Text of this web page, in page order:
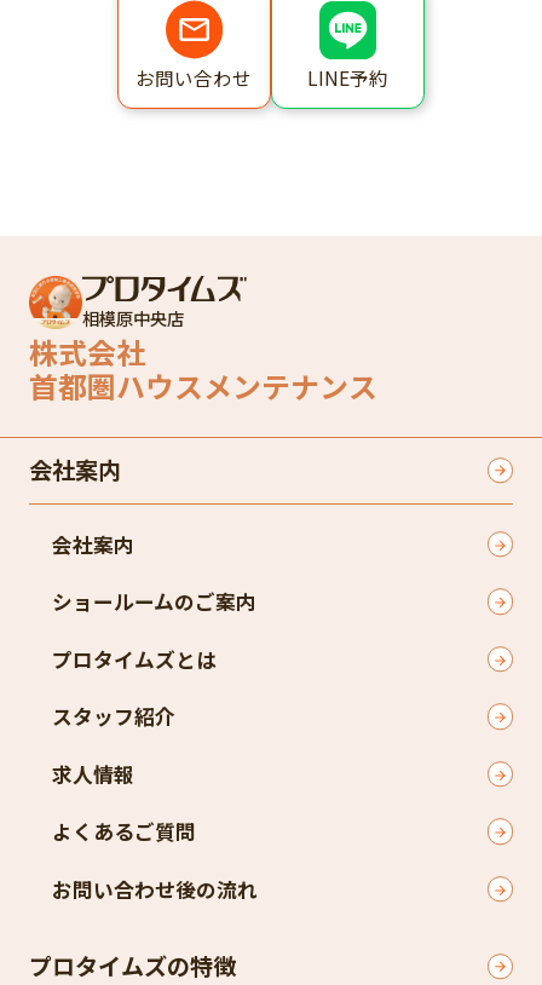
お問い合わせ LINE予約
相模原中央店
株式会社
首都圏ハウスメンテナンス
会社案内
会社案内
ショールームのご案内
プロタイムズとは
スタッフ紹介
求人情報
よくあるご質問
お問い合わせ後の流れ
プロタイムズの特徴